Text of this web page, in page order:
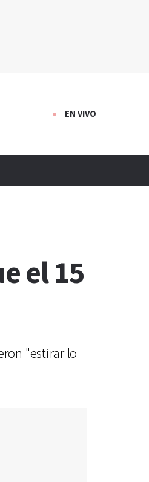
EN VIVO
el 15
"estirar lo